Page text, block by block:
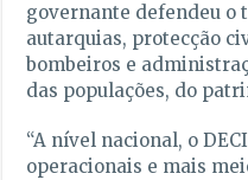
governante defendeu o
autarquias, protecção
bombeiros e
das populações, do
“A nível nacional, o
operacionais e mais